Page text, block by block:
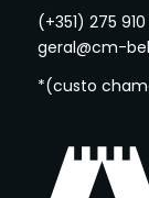
(+351) 275 910
geral@cm-
*(custo